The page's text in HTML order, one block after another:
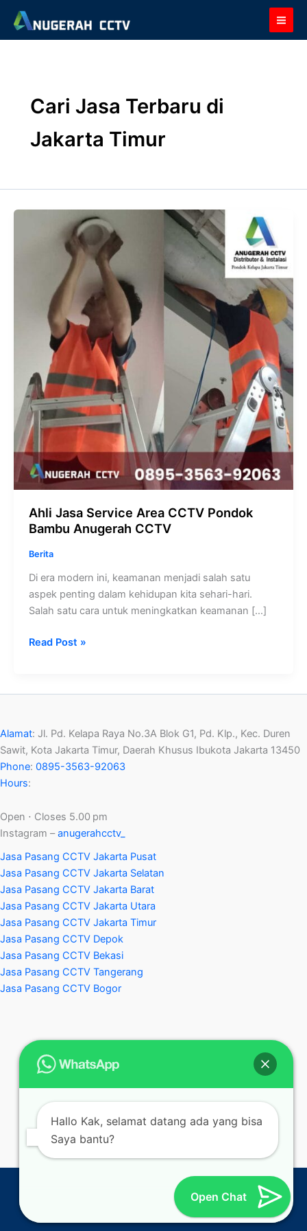
content
Cari Jasa Terbaru di
Jakarta Timur
Ahli Jasa Service Area CCTV Pondok
Bambu Anugerah CCTV
Berita
Di era modern ini, keamanan menjadi salah satu
aspek penting dalam kehidupan kita sehari-hari.
Salah satu cara untuk meningkatkan keamanan […]
Pondok
Bambu
Anugerah
CCTV
Read Post »
Alamat: Jl. Pd. Kelapa Raya No.3A Blok G1, Pd. Klp., Kec. Duren
Sawit, Kota Jakarta Timur, Daerah Khusus Ibukota Jakarta 13450
Phone: 0895-3563-92063
Hours:
Open ⋅ Closes 5.00 pm
Instagram –anugerahcctv_
Jasa Pasang CCTV Jakarta Pusat
Jasa Pasang CCTV Jakarta Selatan
Jasa Pasang CCTV Jakarta Barat
Jasa Pasang CCTV Jakarta Utara
Jasa Pasang CCTV Jakarta Timur
Jasa Pasang CCTV Depok
Jasa Pasang CCTV Bekasi
Jasa Pasang CCTV Tangerang
Jasa Pasang CCTV Bogor
Copyright © 2024 | Jasa Pasang CCTV Jakarta Timur |
Anugerah CCTV Terdekat & Profesional
Hallo Kak, selamat datang ada yang bisa
Saya bantu?
Open Chat